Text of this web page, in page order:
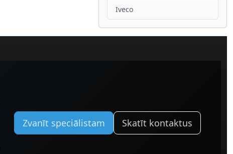
Iveco
Zvanīt speciālistam Skatīt kontaktus